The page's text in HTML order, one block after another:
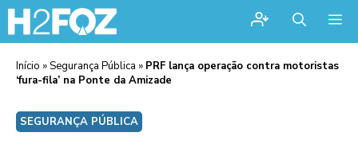
Início »Segurança Pública » PRF lança operação contra motoristas
‘fura-fila’ na Ponte da Amizade
SEGURANÇA PÚBLICA